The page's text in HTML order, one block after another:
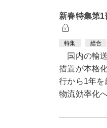
新春特集第
特集 総合
国内の輸
措置が本格
行から1年
物流効率化